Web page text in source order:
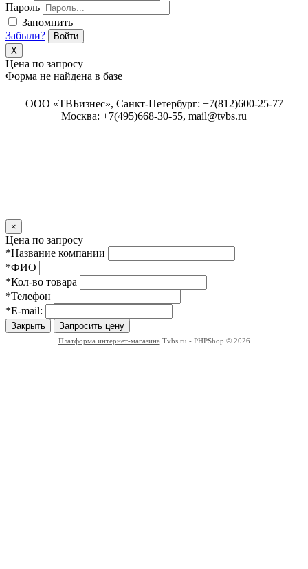
Пароль
Запомнить
Забыли?
Войти
X
Цена по запросу
Форма не найдена в базе
ООО «ТВБизнес», Санкт-Петербург: +7(812)600-25-77
Москва: +7(495)668-30-55, mail@tvbs.ru
×
Цена по запросу
*Название компании
*ФИО
*Кол-во товара
*Телефон
*E-mail:
Закрыть Запросить цену
Платформа интернет-магазина Tvbs.ru - PHPShop © 2026